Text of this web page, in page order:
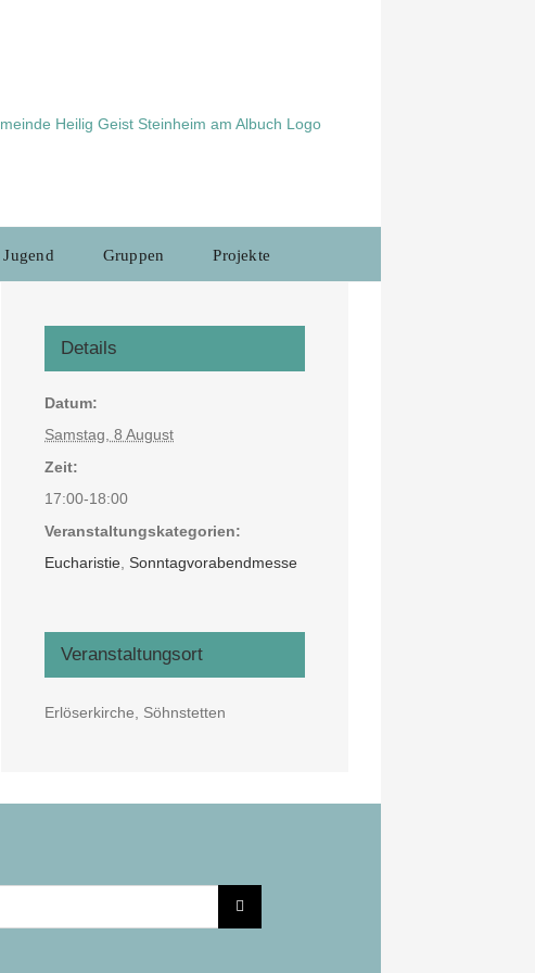
Jugend Gruppen Projekte
Details
Datum:
Samstag, 8 August
Zeit:
17:00-18:00
Veranstaltungskategorien:
Eucharistie Sonntagvorabendmesse
Veranstaltungsort
Erlöserkirche, Söhnstetten